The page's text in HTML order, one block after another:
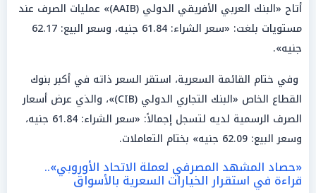
أتاح «البنك العربي الأفريقي الدولي (AAIB)» عمليات الصرف عند
مستويات بلغت: «سعر الشراء: 61.84 جنيه، وسعر البيع: 62.17
جنيه».
وفي ختام القائمة السعرية، استقر السعر ذاته في أكبر بنوك
القطاع الخاص «البنك التجاري الدولي (CIB)»، والذي عرض أسعار
الصرف الرسمية لديه لتسجل إجمالاً: «سعر الشراء: 61.84 جنيه،
وسعر البيع: 62.09 جنيه» بختام التعاملات.
«حصاد المشهد المصرفي لعملة الاتحاد الأوروبي»..
قراءة في استقرار الخيارات السعرية بالأسواق